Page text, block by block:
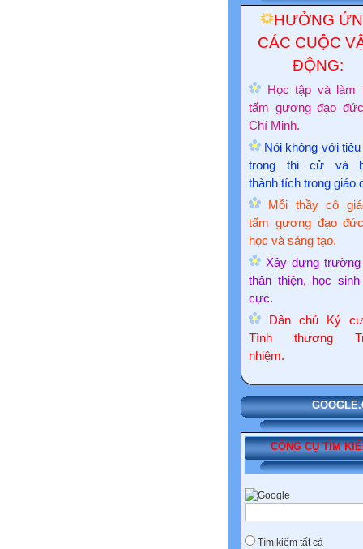
HƯỞNG
CÁC CUỘC
ĐỘNG:
Học tập và làm
tấm gương đạo
Chí Minh.
Nói không với
trong thi cử và
thành tích trong giáo
Mỗi thầy cô
tấm gương đạo
học và sáng tạo.
Xây dựng trường
thân thiện, học
cực.
Dân chủ Kỷ
Tình thương
nhiệm.
GOOGLE.COM
CÔNG CỤ TÌM
Tìm kiếm tất cả